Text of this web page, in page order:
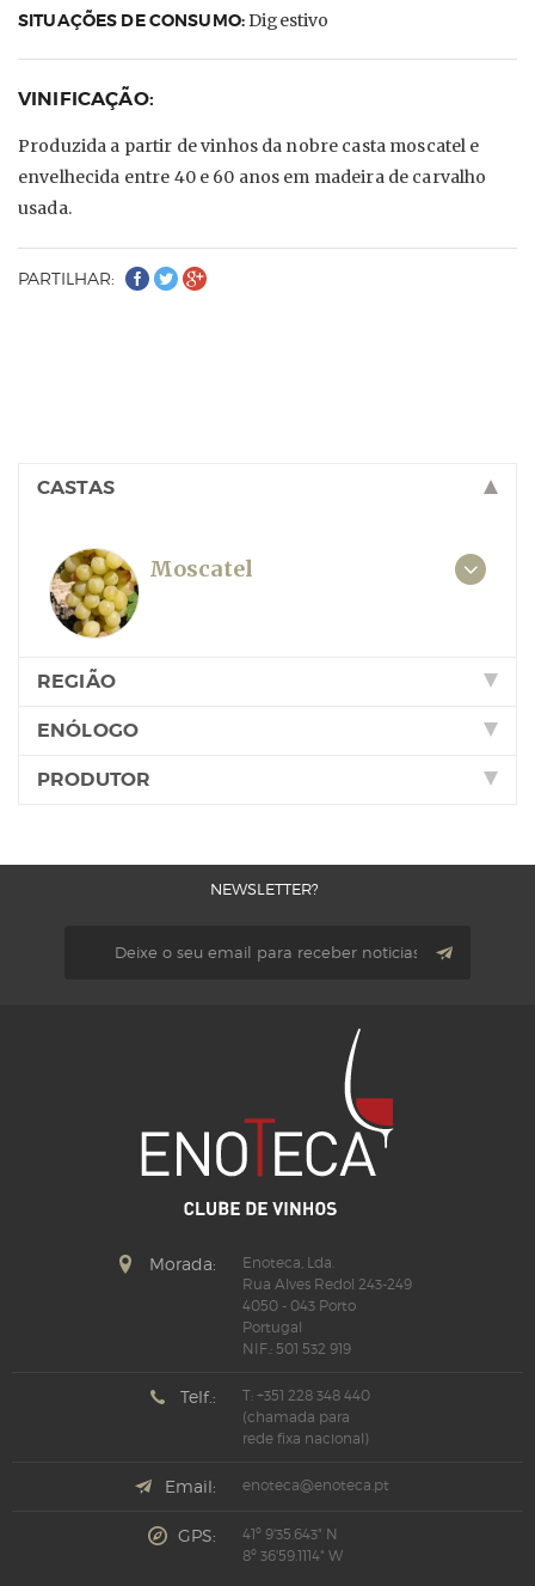
SITUAÇÕES DE CONSUMO:Digestivo
VINIFICAÇÃO:
Produzida a partir de vinhos da nobre casta moscatel e
envelhecida entre 40 e 60 anos em madeira de carvalho
usada.
PARTILHAR:
CASTAS
Moscatel
REGIÃO
ENÓLOGO
PRODUTOR
NEWSLETTER?
Morada:
Enoteca, Lda.
Rua Alves Redol 243-249
4050 - 043 Porto
Portugal
NIF.: 501 532 919
Telf.:
T: +351 228 348 440
(chamada para
rede fixa nacional)
Email: enoteca@enoteca.pt
GPS:
41º 9'35.643" N
8º 36'59.1114" W